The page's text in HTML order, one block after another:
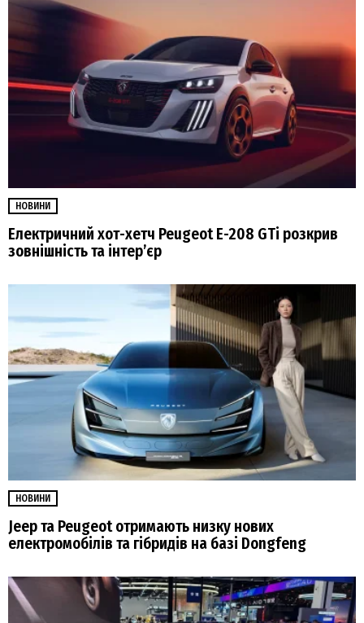
НОВИНИ
Електричний хот-хетч Peugeot E-208 GTi розкрив
зовнішність та інтер’єр
НОВИНИ
Jeep та Peugeot отримають низку нових
електромобілів та гібридів на базі Dongfeng